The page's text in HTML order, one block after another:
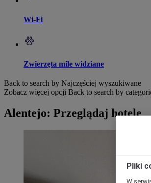
Wi-Fi
Zwierzęta mile widziane
Back to search by Najczęściej wyszukiwane
Zobacz więcej opcji Back to search by
Alentejo: Przeglądaj hotele
Pliki
W